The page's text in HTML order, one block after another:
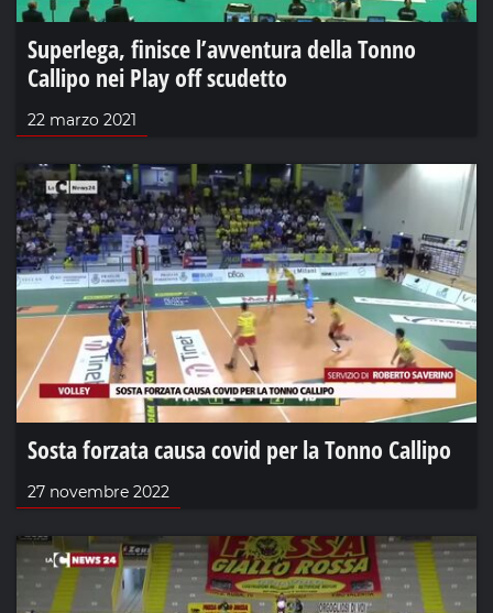
Superlega, finisce l’avventura della Tonno
Callipo nei Play off scudetto
22 marzo 2021
Sosta forzata causa covid per la Tonno Callipo
27 novembre 2022